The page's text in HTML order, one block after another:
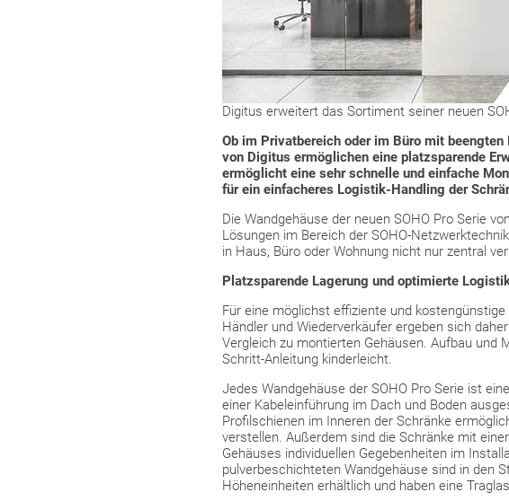
Digitus erweitert das Sortiment seiner neuen
Ob im Privatbereich oder im Büro mit
von Digitus ermöglichen eine platzsparende
ermöglicht eine sehr schnelle und einfache
für ein einfacheres Logistik-Handling der
Die Wandgehäuse der neuen SOHO Pro Serie
Lösungen im Bereich der SOHO-
in Haus, Büro oder Wohnung nicht nur zentral
Platzsparende Lagerung und optimierte
Für eine möglichst effiziente und
Händler und Wiederverkäufer ergeben sich
Vergleich zu montierten Gehäusen. Aufbau und
Schritt-Anleitung kinderleicht.
Jedes Wandgehäuse der SOHO Pro Serie ist
einer Kabeleinführung im Dach und Boden
Profilschienen im Inneren der Schränke
verstellen. Außerdem sind die Schränke mit
Gehäuses individuellen Gegebenheiten im
pulverbeschichteten Wandgehäuse sind in den
Höheneinheiten erhältlich und haben eine